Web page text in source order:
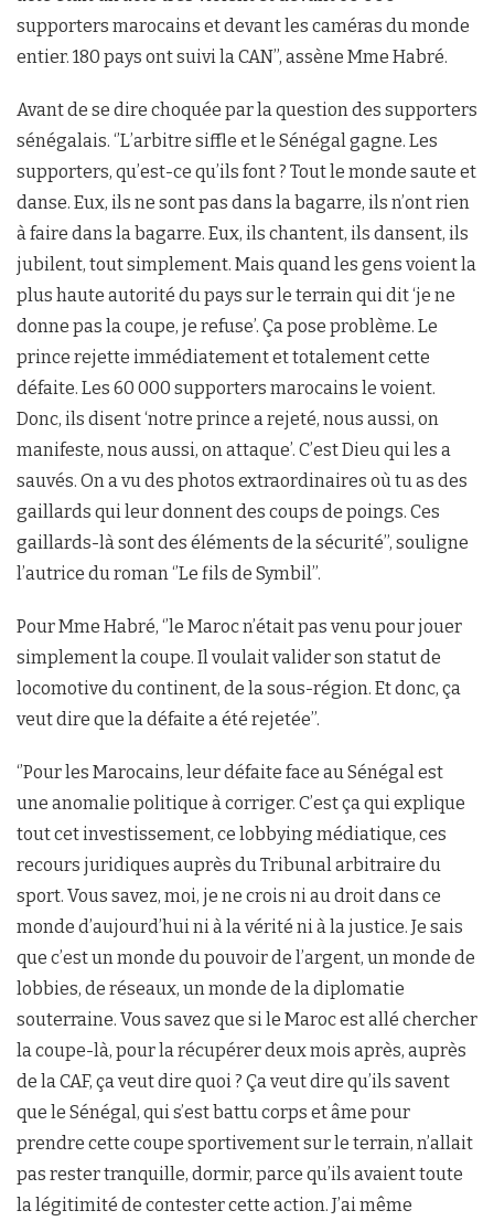
supporters marocains et devant les caméras du monde
entier. 180 pays ont suivi la CAN’’, assène Mme Habré.
Avant de se dire choquée par la question des supporters
sénégalais. ‘’L’arbitre siffle et le Sénégal gagne. Les
supporters, qu’est-ce qu’ils font ? Tout le monde saute et
danse. Eux, ils ne sont pas dans la bagarre, ils n’ont rien
à faire dans la bagarre. Eux, ils chantent, ils dansent, ils
jubilent, tout simplement. Mais quand les gens voient la
plus haute autorité du pays sur le terrain qui dit ‘je ne
donne pas la coupe, je refuse’. Ça pose problème. Le
prince rejette immédiatement et totalement cette
défaite. Les 60 000 supporters marocains le voient.
Donc, ils disent ‘notre prince a rejeté, nous aussi, on
manifeste, nous aussi, on attaque’. C’est Dieu qui les a
sauvés. On a vu des photos extraordinaires où tu as des
gaillards qui leur donnent des coups de poings. Ces
gaillards-là sont des éléments de la sécurité’’, souligne
l’autrice du roman ‘’Le fils de Symbil’’.
Pour Mme Habré, ‘’le Maroc n’était pas venu pour jouer
simplement la coupe. Il voulait valider son statut de
locomotive du continent, de la sous-région. Et donc, ça
veut dire que la défaite a été rejetée’’.
‘’Pour les Marocains, leur défaite face au Sénégal est
une anomalie politique à corriger. C’est ça qui explique
tout cet investissement, ce lobbying médiatique, ces
recours juridiques auprès du Tribunal arbitraire du
sport. Vous savez, moi, je ne crois ni au droit dans ce
monde d’aujourd’hui ni à la vérité ni à la justice. Je sais
que c’est un monde du pouvoir de l’argent, un monde de
lobbies, de réseaux, un monde de la diplomatie
souterraine. Vous savez que si le Maroc est allé chercher
la coupe-là, pour la récupérer deux mois après, auprès
de la CAF, ça veut dire quoi ? Ça veut dire qu’ils savent
que le Sénégal, qui s’est battu corps et âme pour
prendre cette coupe sportivement sur le terrain, n’allait
pas rester tranquille, dormir, parce qu’ils avaient toute
la légitimité de contester cette action. J’ai même